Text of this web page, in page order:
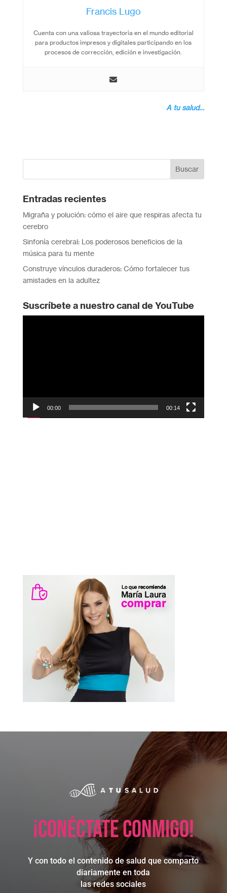
Francis Lugo
Cuenta con una valiosa trayectoria en el mundo editorial
para productos impresos y digitales participando en los
procesos de corrección, edición e investigación.
A tu salud…
Entradas recientes
Migraña y polución: cómo el aire que respiras afecta tu
cerebro
Sinfonía cerebral: Los poderosos beneficios de la
música para tu mente
Construye vínculos duraderos: Cómo fortalecer tus
amistades en la adultez
Suscríbete a nuestro canal de YouTube
00:00 00:14
¡Conéctate conmigo!
Y con todo el contenido de salud que comparto
diariamente en toda
las redes sociales